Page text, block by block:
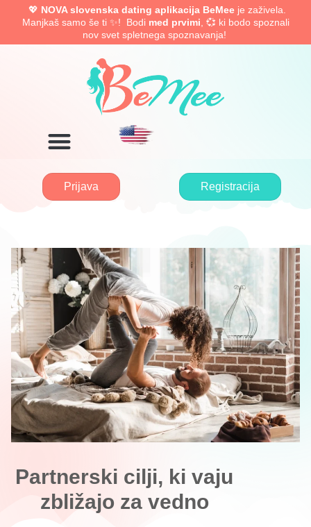
💖 NOVA slovenska dating aplikacija BeMeeje zaživela.
Manjkaš samo še ti ✨! Bodi med prvimi , 💞 ki bodo spoznali
nov svet spletnega spoznavanja!
Prijava Registracija
Partnerski cilji, ki vaju
zbližajo za vedno